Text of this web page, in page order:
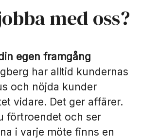
med oss?
egen framgång
har alltid kundernas
och nöjda kunder
vidare. Det ger affärer.
förtroendet och ser
i varje möte finns en